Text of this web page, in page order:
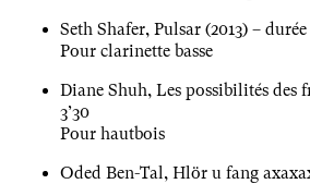
Seth Shafer, Pulsar (2013) – durée
Pour clarinette basse
Diane Shuh, Les possibilités des
3’30
Pour hautbois
Oded Ben-Tal, Hlör u fang